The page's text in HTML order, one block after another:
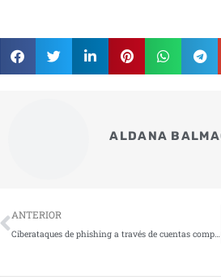
ALDANA
Ant
ANTERIOR
Ciberataques de phishing a través de cuentas comprometidas de Amazon SES